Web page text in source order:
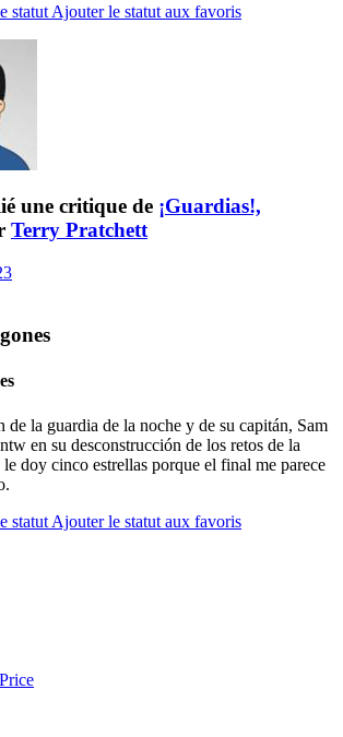
statut Ajouter le statut aux favoris
une critique de ¡Guardias!,
Terry Pratchett
de la guardia de la noche y de su capitán, Sam
en su desconstrucción de los retos de la
doy cinco estrellas porque el final me parece
statutAjouter le statut aux favoris